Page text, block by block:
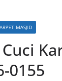
MASJID
Cuci
0155